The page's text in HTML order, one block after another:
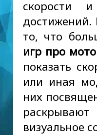
скорости
достижений.
то, что
игр про
показать
или иная
них
визуальное